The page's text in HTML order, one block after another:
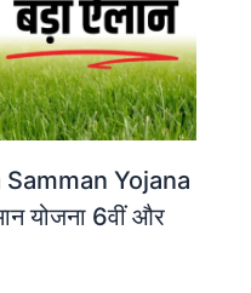
Yojana
योजना 6वीं और